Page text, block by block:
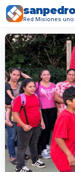
Red Misiones.uno